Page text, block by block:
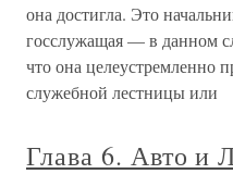
она достигла. Это
госслужащая — в данном
что она целеустремленно
служебной лестницы или
Глава 6. Авто и